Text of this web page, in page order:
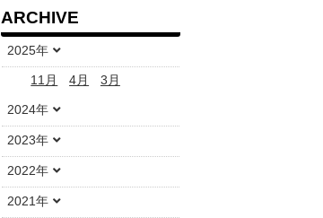
ARCHIVE
2025年
11月 4月 3月
2024年
2023年
2022年
2021年